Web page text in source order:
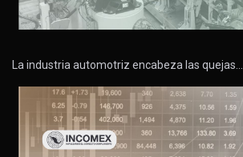
La industria automotriz encabeza las quejas…